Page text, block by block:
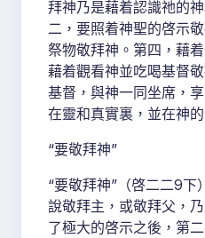
拜神乃是藉着認識祂的
二，要照着神聖的啓示
祭物敬拜神。第四，藉
藉着觀看神並吃喝基督
基督，與神一同坐席，
在靈和真實裏，並在神
“要敬拜神”
“要敬拜神”（啓二二9下
說敬拜主，或敬拜父，
了極大的啓示之後，第